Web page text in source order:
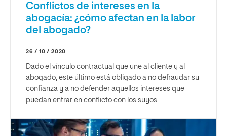
Conflictos de intereses en la
abogacía: ¿cómo afectan en la labor
del abogado?
26 / 10 / 2020
Dado el vínculo contractual que une al cliente y al
abogado, este último está obligado a no defraudar su
confianza y a no defender aquellos intereses que
puedan entrar en conflicto con los suyos.